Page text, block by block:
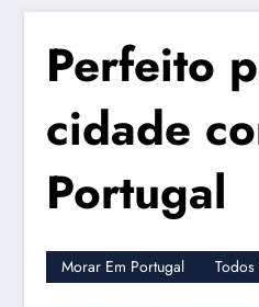
Perfeito
cidade
Portugal
Morar Em Portugal